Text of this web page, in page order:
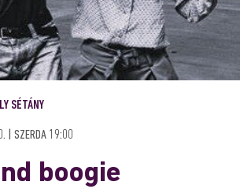
SÉTÁNY
| SZERDA 19:00
boogie